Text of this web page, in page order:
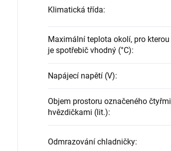
Klimatická třída:
Maximální teplota okolí, pro kterou
je spotřebič vhodný (°C):
Napájecí napětí (V):
Objem prostoru označeného čtyřmi
hvězdičkami (lit.):
Odmrazování chladničky: